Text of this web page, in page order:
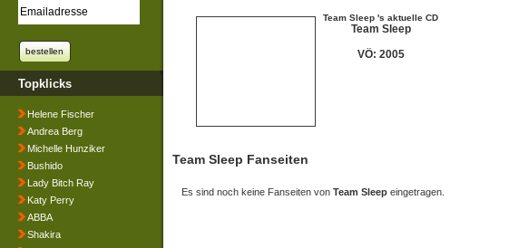
Topklicks
Helene Fischer
Andrea Berg
Michelle Hunziker
Bushido
Lady Bitch Ray
Katy Perry
ABBA
Shakira
Team Sleep 's aktuelle CD
Team Sleep
VÖ: 2005
Team Sleep Fanseiten
Es sind noch keine Fanseiten von Team Sleep eingetragen.